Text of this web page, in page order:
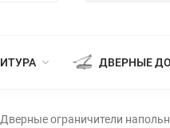
ДВЕРНЫЕ
Дверные ограничители